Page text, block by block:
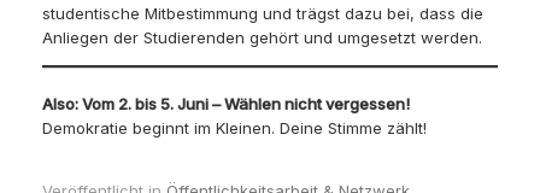
studentische Mitbestimmung und trägst dazu bei, dass die
Anliegen der Studierenden gehört und umgesetzt werden.
Also: Vom 2. bis 5. Juni – Wählen nicht vergessen!
Demokratie beginnt im Kleinen. Deine Stimme zählt!